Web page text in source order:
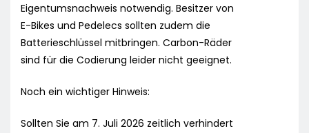
Eigentumsnachweis notwendig. Besitzer von
E-Bikes und Pedelecs sollten zudem die
Batterieschlüssel mitbringen. Carbon-Räder
sind für die Codierung leider nicht geeignet.
Noch ein wichtiger Hinweis:
Sollten Sie am 7. Juli 2026 zeitlich verhindert